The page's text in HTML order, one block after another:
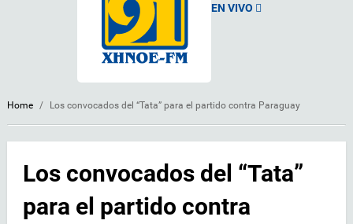
EN VIVO
Home / Los convocados del “Tata” para el partido contra Paraguay
Los convocados del “Tata”
para el partido contra